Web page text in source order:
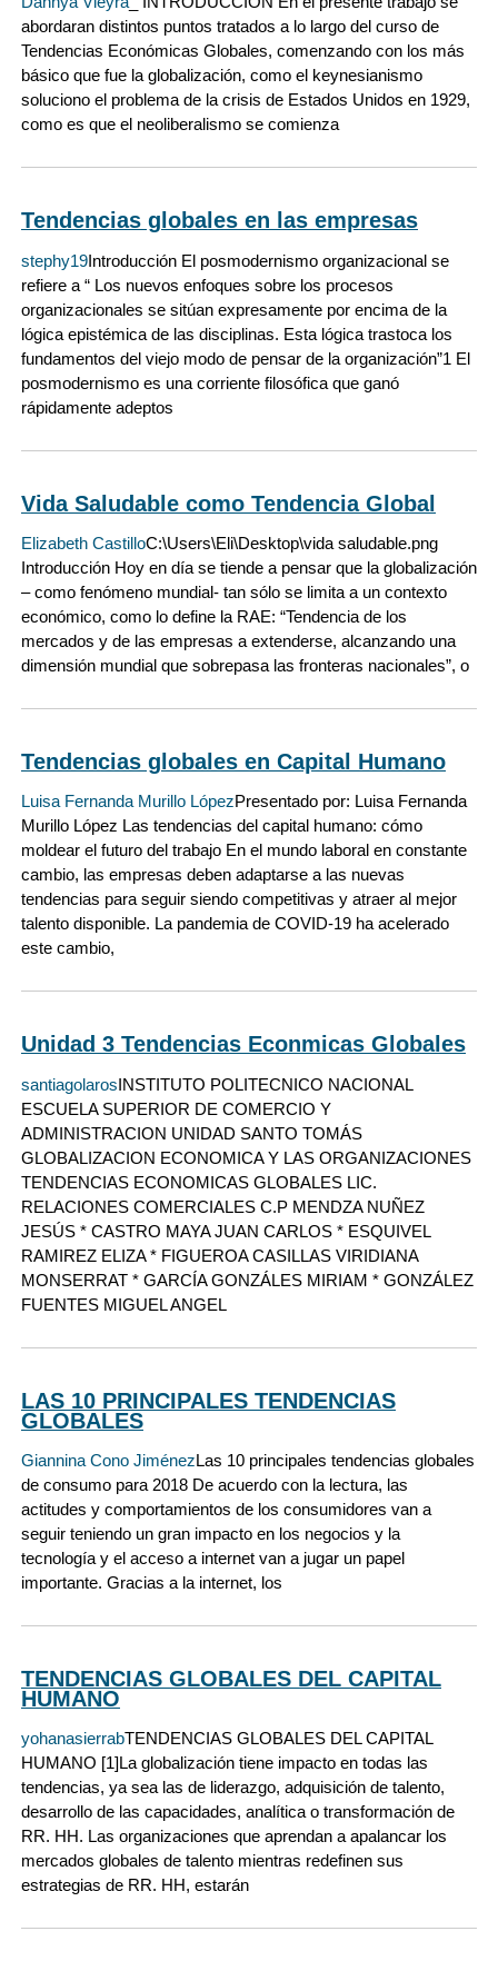
abordaran distintos puntos tratados a lo largo del curso de
Tendencias Económicas Globales, comenzando con los más
básico que fue la globalización, como el keynesianismo
soluciono el problema de la crisis de Estados Unidos en 1929,
como es que el neoliberalismo se comienza
Tendencias globales en las empresas
stephy19Introducción El posmodernismo organizacional se
refiere a “ Los nuevos enfoques sobre los procesos
organizacionales se sitúan expresamente por encima de la
lógica epistémica de las disciplinas. Esta lógica trastoca los
fundamentos del viejo modo de pensar de la organización”1 El
posmodernismo es una corriente filosófica que ganó
rápidamente adeptos
Vida Saludable como Tendencia Global
Elizabeth CastilloC:\Users\Eli\Desktop\vida saludable.png
Introducción Hoy en día se tiende a pensar que la globalización
– como fenómeno mundial- tan sólo se limita a un contexto
económico, como lo define la RAE: “Tendencia de los
mercados y de las empresas a extenderse, alcanzando una
dimensión mundial que sobrepasa las fronteras nacionales”, o
Tendencias globales en Capital Humano
Luisa Fernanda Murillo LópezPresentado por: Luisa Fernanda
Murillo López Las tendencias del capital humano: cómo
moldear el futuro del trabajo En el mundo laboral en constante
cambio, las empresas deben adaptarse a las nuevas
tendencias para seguir siendo competitivas y atraer al mejor
talento disponible. La pandemia de COVID-19 ha acelerado
este cambio,
Unidad 3 Tendencias Econmicas Globales
santiagolarosINSTITUTO POLITECNICO NACIONAL
ESCUELA SUPERIOR DE COMERCIO Y
ADMINISTRACION UNIDAD SANTO TOMÁS
GLOBALIZACION ECONOMICA Y LAS ORGANIZACIONES
TENDENCIAS ECONOMICAS GLOBALES LIC.
RELACIONES COMERCIALES C.P MENDZA NUÑEZ
JESÚS * CASTRO MAYA JUAN CARLOS * ESQUIVEL
RAMIREZ ELIZA * FIGUEROA CASILLAS VIRIDIANA
MONSERRAT * GARCÍA GONZÁLES MIRIAM * GONZÁLEZ
FUENTES MIGUEL ANGEL
LAS 10 PRINCIPALES TENDENCIAS
GLOBALES
Giannina Cono JiménezLas 10 principales tendencias globales
de consumo para 2018 De acuerdo con la lectura, las
actitudes y comportamientos de los consumidores van a
seguir teniendo un gran impacto en los negocios y la
tecnología y el acceso a internet van a jugar un papel
importante. Gracias a la internet, los
TENDENCIAS GLOBALES DEL CAPITAL
HUMANO
yohanasierrabTENDENCIAS GLOBALES DEL CAPITAL
HUMANO [1]La globalización tiene impacto en todas las
tendencias, ya sea las de liderazgo, adquisición de talento,
desarrollo de las capacidades, analítica o transformación de
RR. HH. Las organizaciones que aprendan a apalancar los
mercados globales de talento mientras redefinen sus
estrategias de RR. HH, estarán